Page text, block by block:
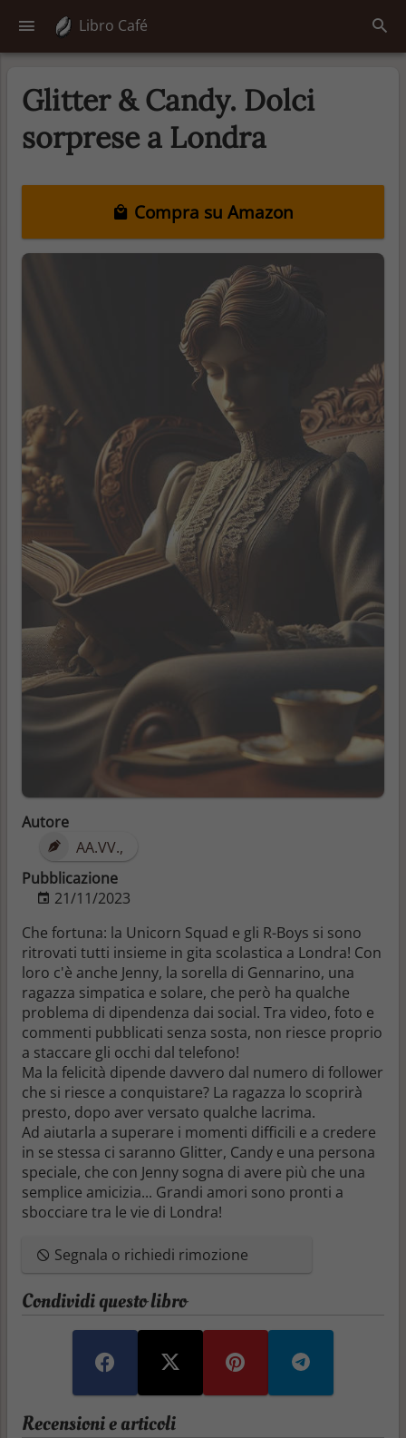
Libro Café
Glitter & Candy. Dolci
sorprese a Londra
Compra su Amazon
Autore
AA.VV.,
Pubblicazione
21/11/2023
Che fortuna: la Unicorn Squad e gli R-Boys si sono
ritrovati tutti insieme in gita scolastica a Londra! Con
loro c'è anche Jenny, la sorella di Gennarino, una
ragazza simpatica e solare, che però ha qualche
problema di dipendenza dai social. Tra video, foto e
commenti pubblicati senza sosta, non riesce proprio
a staccare gli occhi dal telefono!
Ma la felicità dipende davvero dal numero di follower
che si riesce a conquistare? La ragazza lo scoprirà
presto, dopo aver versato qualche lacrima.
Ad aiutarla a superare i momenti difficili e a credere
in se stessa ci saranno Glitter, Candy e una persona
speciale, che con Jenny sogna di avere più che una
semplice amicizia... Grandi amori sono pronti a
sbocciare tra le vie di Londra!
Segnala o richiedi rimozione
Condividi questo libro
Recensioni e articoli